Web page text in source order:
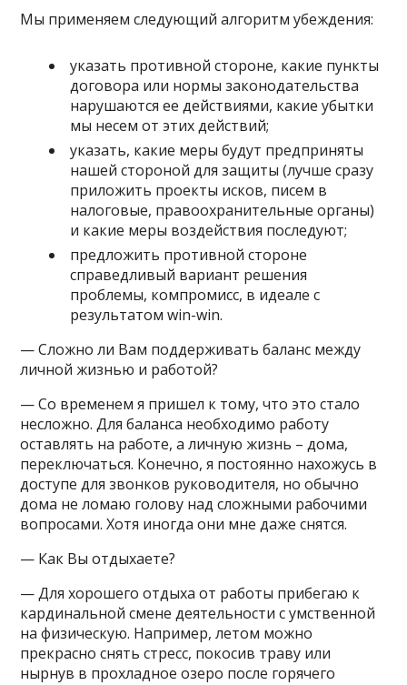
Мы применяем следующий алгоритм убеждения:
указать противной стороне, какие пункты
договора или нормы законодательства
нарушаются ее действиями, какие убытки
мы несем от этих действий;
указать, какие меры будут предприняты
нашей стороной для защиты (лучше сразу
приложить проекты исков, писем в
налоговые, правоохранительные органы)
и какие меры воздействия последуют;
предложить противной стороне
справедливый вариант решения
проблемы, компромисс, в идеале с
результатом win-win.
— Сложно ли Вам поддерживать баланс между
личной жизнью и работой?
— Со временем я пришел к тому, что это стало
несложно. Для баланса необходимо работу
оставлять на работе, а личную жизнь – дома,
переключаться. Конечно, я постоянно нахожусь в
доступе для звонков руководителя, но обычно
дома не ломаю голову над сложными рабочими
вопросами. Хотя иногда они мне даже снятся.
— Как Вы отдыхаете?
— Для хорошего отдыха от работы прибегаю к
кардинальной смене деятельности с умственной
на физическую. Например, летом можно
прекрасно снять стресс, покосив траву или
нырнув в прохладное озеро после горячего